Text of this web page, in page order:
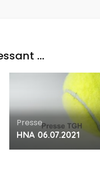
…
Presse
HNA 06.07.2021